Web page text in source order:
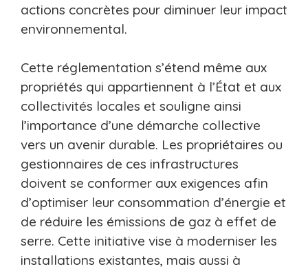
actions concrètes pour diminuer leur impact
environnemental.
Cette réglementation s’étend même aux
propriétés qui appartiennent à l’État et aux
collectivités locales et souligne ainsi
l’importance d’une démarche collective
vers un avenir durable. Les propriétaires ou
gestionnaires de ces infrastructures
doivent se conformer aux exigences afin
d’optimiser leur consommation d’énergie et
de réduire les émissions de gaz à effet de
serre. Cette initiative vise à moderniser les
installations existantes, mais aussi à